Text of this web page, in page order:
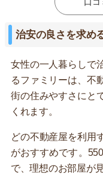
治安の良さを求め
女性の一人暮らしで
るファミリーは、不
街の住みやすさにと
くれます。
どの不動産屋を利用
がおすすめです。
で、理想のお部屋が